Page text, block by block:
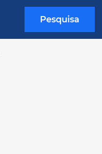
Pesquisa